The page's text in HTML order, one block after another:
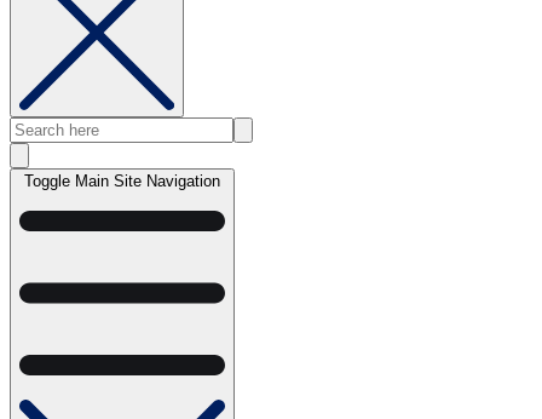
Toggle Main Site Navigation